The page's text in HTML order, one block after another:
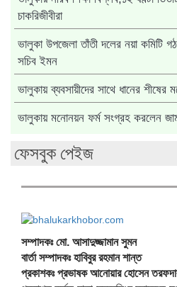
চাকরিজীবীরা
ভালুকা উপজেলা তাঁতী দলের নয়া কমিটি
সচিব ইমন
ভালুকায় ব্যবসায়ীদের সাথে ধানের শীষের
ভালুকায় মনোনয়ন ফর্ম সংগ্রহ করলেন
ফেসবুক পেইজ
সম্পাদকঃ মো. আসাদুজ্জামান সুমন
বার্তা সম্পাদকঃ হাবিবুর রহমান শান্ত
প্রকাশকঃ প্রভাষক আনোয়ার হোসেন